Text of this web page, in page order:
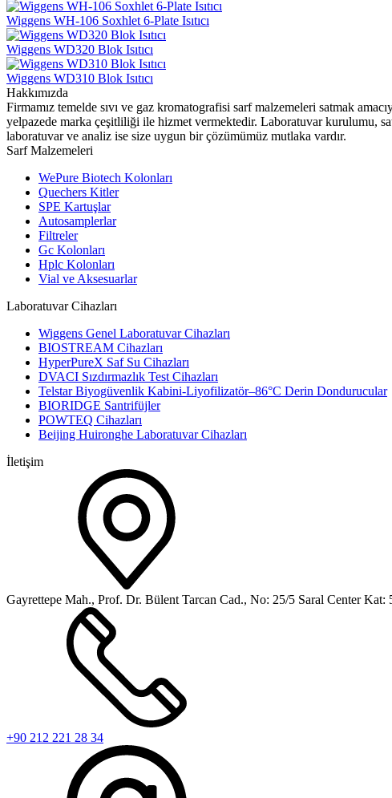
Wiggens WH-106 Soxhlet 6-Plate Isıtıcı
Wiggens WD320 Blok Isıtıcı
Wiggens WD310 Blok Isıtıcı
Hakkımızda
Firmamız temelde sıvı ve gaz kromatografisi sarf malzemeleri satmak
yelpazede marka çeşitliliği ile hizmet vermektedir. Laboratuvar kurulumu,
laboratuvar ve analiz ise size uygun bir çözümümüz mutlaka vardır.
Sarf Malzemeleri
WePure Biotech Kolonları
Quechers Kitler
SPE Kartuşlar
Autosamplerlar
Filtreler
Gc Kolonları
Hplc Kolonları
Vial ve Aksesuarlar
Laboratuvar Cihazları
Wiggens Genel Laboratuvar Cihazları
BIOSTREAM Cihazları
HyperPureX Saf Su Cihazları
DVACI Sızdırmazlık Test Cihazları
Telstar Biyogüvenlik Kabini-Liyofilizatör–86°C Derin Dondurucular
BIORIDGE Santrifüjler
POWTEQ Cihazları
Beijing Huironghe Laboratuvar Cihazları
İletişim
Gayrettepe Mah., Prof. Dr. Bülent Tarcan Cad., No: 25/5 Saral Center
+90 212 221 28 34